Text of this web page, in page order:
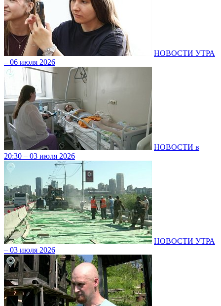
НОВОСТИ УТРА
– 06 июля 2026
НОВОСТИ в
20:30 – 03 июля 2026
НОВОСТИ УТРА
– 03 июля 2026